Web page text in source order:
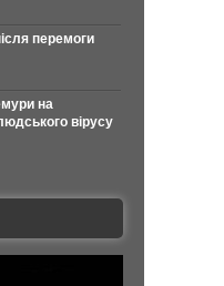
перемоги
на
вірусу